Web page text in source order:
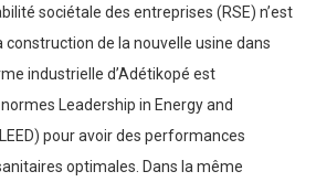
sociétale des entreprises (RSE) n’est
construction de la nouvelle usine dans
industrielle d’Adétikopé est
Leadership in Energy and
pour avoir des performances
optimales. Dans la même